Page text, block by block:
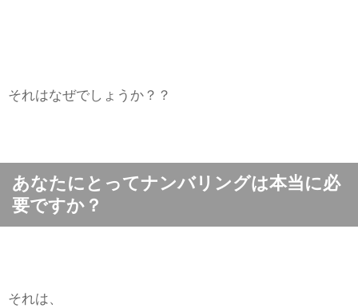
それはなぜでしょうか？？
あなたにとってナンバリングは本当に必
要ですか？
それは、